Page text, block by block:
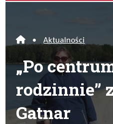
Home
• Aktualności
„Po
rodzinnie”
Gatnar